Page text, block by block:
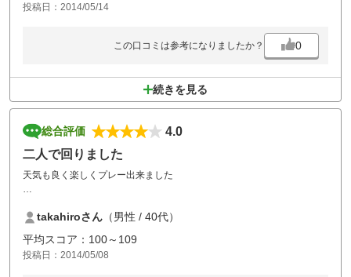
投稿日：2014/05/14
この口コミは参考になりましたか？ 0
続きを見る
総合評価
4.0
二人で回りました
天気も良く楽しくプレー出来ました
takahiroさん （男性 / 40代）
平均スコア：100～109
投稿日：2014/05/08